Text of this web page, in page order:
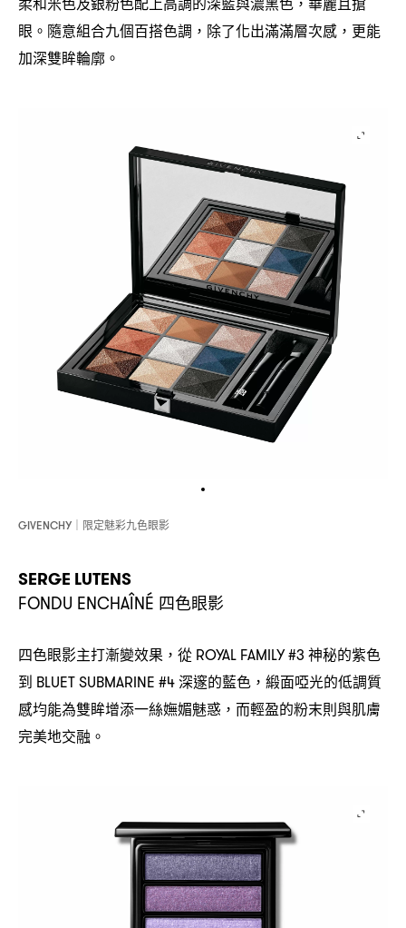
眼。隨意組合九個百搭色調 ， 除了化出滿滿層次感 ， 更能
加深雙眸輪廓。
GIVENCHY｜ 限定魅彩九色眼影
SERGE LUTENS
FONDU ENCHAÎNÉ 四色眼影
四色眼影主打漸變效果 ， 從 ROYAL FAMILY #3 神秘的紫色
到 BLUET SUBMARINE #4深邃的藍色 ， 緞面啞光的低調質
感均能為雙眸增添一絲嫵媚魅惑 ， 而輕盈的粉末則與肌膚
完美地交融。